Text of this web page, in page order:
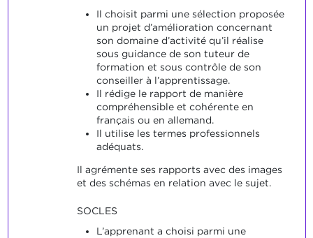
Il choisit parmi une sélection proposée
un projet d’amélioration concernant
son domaine d’activité qu’il réalise
sous guidance de son tuteur de
formation et sous contrôle de son
conseiller à l’apprentissage.
Il rédige le rapport de manière
compréhensible et cohérente en
français ou en allemand.
Il utilise les termes professionnels
adéquats.
Il agrémente ses rapports avec des images
et des schémas en relation avec le sujet.
SOCLES
L’apprenant a choisi parmi une